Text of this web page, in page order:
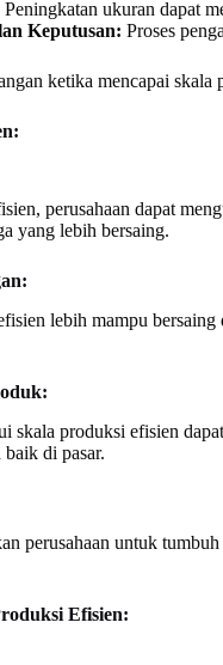
Peningkatan ukuran dapat
Keputusan: Proses
ketika mencapai
perusahaan dapat
yang lebih bersaing.
lebih mampu
skala produksi efisien
di pasar.
perusahaan untuk
Efisien: